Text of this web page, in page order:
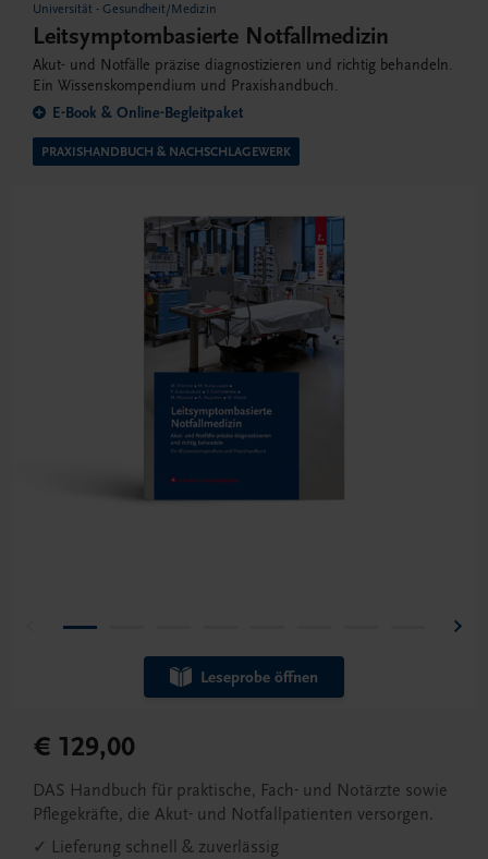
Universität - Gesundheit/Medizin
Leitsymptombasierte Notfallmedizin
Akut- und Notfälle präzise diagnostizieren und richtig behandeln.
Ein Wissenskompendium und Praxishandbuch.
E-Book & Online-Begleitpaket
PRAXISHANDBUCH & NACHSCHLAGEWERK
Leseprobe öffnen
€ 129,00
DAS Handbuch für praktische, Fach- und Notärzte sowie
Pflegekräfte, die Akut- und Notfallpatienten versorgen.
✓ Lieferung schnell & zuverlässig